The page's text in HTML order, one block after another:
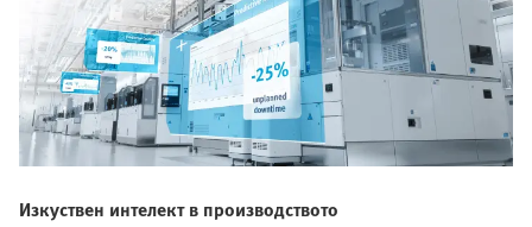
Изкуствен интелект в производството